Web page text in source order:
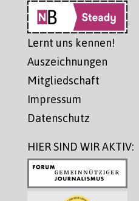
Lernt uns kennen!
Auszeichnungen
Mitgliedschaft
Impressum
Datenschutz
HIER SIND WIR AKTIV: